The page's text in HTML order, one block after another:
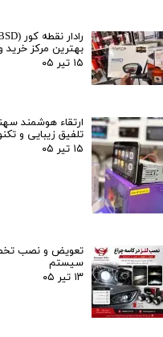
بهترین مرکز
۱۵ تیر ۰۵
ارتقاء هوشمند
تلفیق زیبایی و
۱۵ تیر ۰۵
تعویض و نصب
سیستم
۱۳ تیر ۰۵